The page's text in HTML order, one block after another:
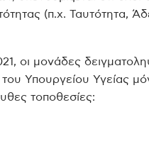
(π.χ. Ταυτότητα,
οι μονάδες
Υπουργείου Υγείας
τοποθεσίες: